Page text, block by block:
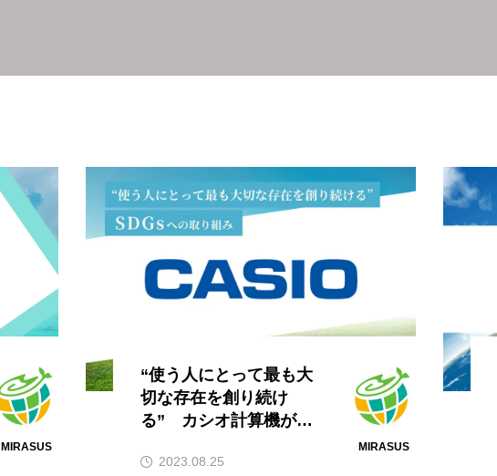
MIRASUS
“使う人にとって最も大
切な存在を創り続け
る” カシオ計算機が掲
組みとは？
MIRASUS
2023.08.25